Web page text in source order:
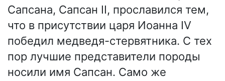
Сапсана, Сапсан II, прославился тем,
что в присутствии царя Иоанна IV
победил медведя-стервятника. С тех
пор лучшие представители породы
носили имя Сапсан. Само же